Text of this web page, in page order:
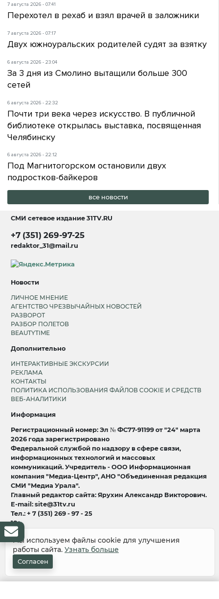
7 августа 2026 - 07:41
Перехотел в рехаб и взял врачей в заложники
7 августа 2026 - 07:17
Двух южноуральских родителей судят за взятку
6 августа 2026 - 23:04
За 3 дня из Смолино вытащили больше 300
сетей
6 августа 2026 - 22:32
Почти три века через искусство. В публичной
библиотеке открылась выставка, посвященная
Челябинску
6 августа 2026 - 22:12
Под Магнитогорском остановили двух
подростков-байкеров
все новости
СМИ сетевое издание31TV.RU
+7 (351) 269-97-25
redaktor_31@mail.ru
Новости
ЛИЧНОЕ МНЕНИЕ
АГЕНТСТВО ЧРЕЗВЫЧАЙНЫХ НОВОСТЕЙ
РАЗВОРОТ
РАЗБОР ПОЛЕТОВ
BEAUTYTIME
Дополнительно
ИНТЕРАКТИВНЫЕ ЭКСКУРСИИ
РЕКЛАМА
КОНТАКТЫ
ПОЛИТИКА ИСПОЛЬЗОВАНИЯ ФАЙЛОВ COOKIE И СРЕДСТВ
ВЕБ-АНАЛИТИКИ
Информация
Регистрационный номер: Эл № ФС77-91199 от "24" марта
2026 года зарегистрировано
Федеральной службой по надзору в сфере связи,
информационных технологий и массовых
коммуникаций. Учредитель - ООО Информационная
компания "Медиа-Центр", АНО "Объединенная редакция
СМИ "Медиа Урала".
Главный редактор сайта: Ярухин Александр Викторович.
E-mail: site@31tv.ru
Тел.: + 7 (351) 269 - 97 - 25
18+
© 2008-2026 Все права защищены
разработка и продвижение:
Мы используем файлы cookie для улучшения
работы сайта. Узнать больше
Согласен